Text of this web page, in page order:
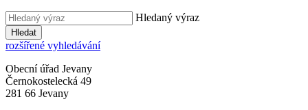
Hledaný výraz
Hledat
rozšířené vyhledávání
Obecní úřad Jevany
Černokostelecká 49
281 66 Jevany